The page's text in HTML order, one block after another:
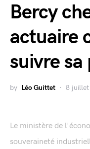
Bercy
actuaire
suivre sa
by Léo Guittet 8 juillet
Le ministère de
souveraineté